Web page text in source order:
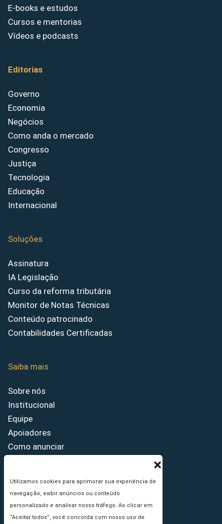
Utilizamos cookies para aprimorar sua experiência de
navegação, exibir anúncios ou conteúdo
personalizado e analisar nosso tráfego. Ao clicar em
“Aceitar todos”, você concorda com nosso uso de
E-books e estudos
Cursos e mentorias
Vídeos e podcasts
Editorias
Governo
Economia
Negócios
Como anda o mercado
Congresso
Justiça
Tecnologia
Educação
Internacional
Soluções
Assinatura
IA Legislação
Curso da reforma tributária
Monitor de Notas Técnicas
Conteúdo patrocinado
Contabilidades Certificadas
Saiba mais
Sobre nós
Institucional
Equipe
Apoiadores
Como anunciar
Princípios Editoriais